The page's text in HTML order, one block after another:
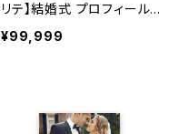
リテ】結婚式 プロフィールブ
ック
¥99,999